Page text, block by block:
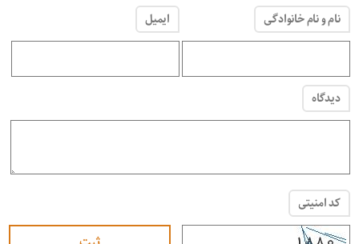
نام و نام خانوادگی ایمیل
دیدگاه
کد امنیتی